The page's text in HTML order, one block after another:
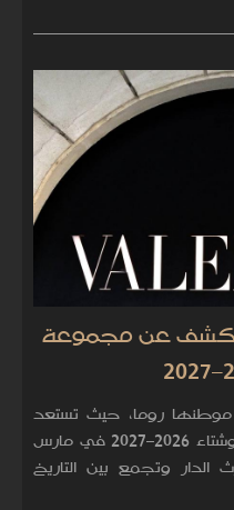
لتكشف عن مجموعة
موطنها روما، حيث تستعد
لتقديم عرض مجموعة خريف وشتاء 2026–2027 في مارس
وتجمع بين التاريخ